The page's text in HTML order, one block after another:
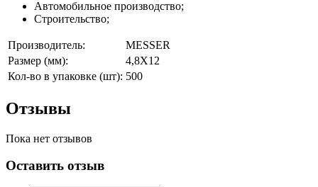
Автомобильное производство;
Строительство;
Производитель:
MESSER
Размер (мм):
4,8X12
Кол-во в упаковке (шт): 500
Отзывы
Пока нет отзывов
Оставить отзыв